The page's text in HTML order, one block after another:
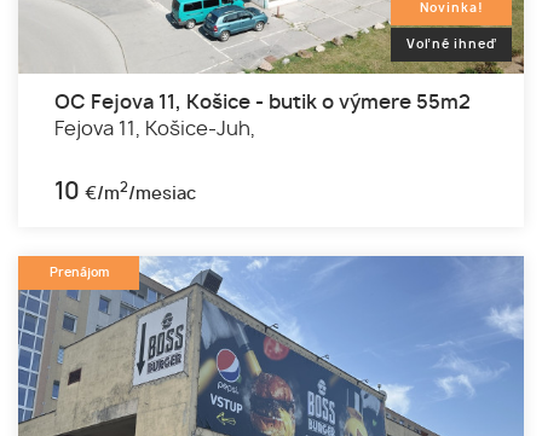
Novinka!
Voľné ihneď
OC Fejova 11, Košice - butik o výmere 55m2
Fejova 11,
Košice-Juh,
10 €/m2/mesiac
Prenájom